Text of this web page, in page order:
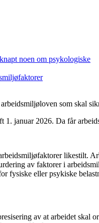
noen om psykologiske
som skal
januar 2026. Da får
likestilt.
av faktorer i
fysiske eller psykiske
av at arbeidet